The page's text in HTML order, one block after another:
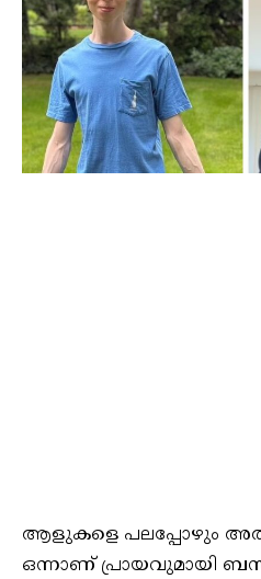
ആളുകളെ പലപ്പോഴും
ഒന്നാണ് പ്രായവുമായി